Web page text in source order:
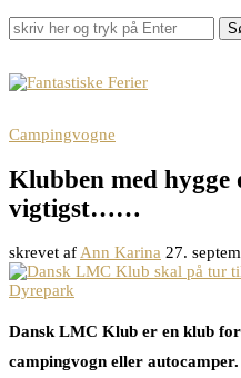
Campingvogne
Klubben med hygge
vigtigst……
skrevet afAnn Karina 27.
Dansk LMC Klub er en klub
campingvogn eller